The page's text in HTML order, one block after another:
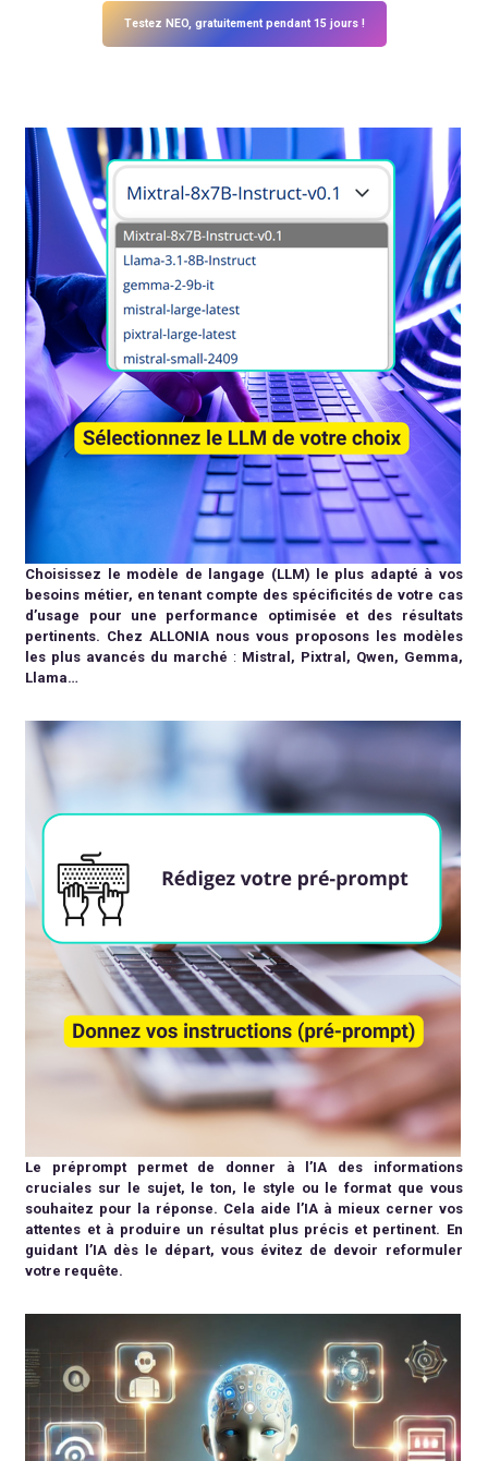
Testez NEO, gratuitement pendant 15 jours !
Choisissez le modèle de langage (LLM) le plus adapté à vos
besoins métier, en tenant compte des spécificités de votre cas
d’usage pour une performance optimisée et des résultats
pertinents. Chez ALLONIA nous vous proposons les modèles
les plus avancés du marché : Mistral, Pixtral, Qwen, Gemma,
Llama…
Le préprompt permet de donner à l’IA des informations
cruciales sur le sujet, le ton, le style ou le format que vous
souhaitez pour la réponse. Cela aide l’IA à mieux cerner vos
attentes et à produire un résultat plus précis et pertinent. En
guidant l’IA dès le départ, vous évitez de devoir reformuler
votre requête.